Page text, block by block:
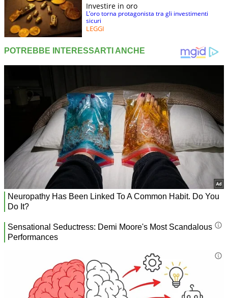
Investire in oro
L’oro torna protagonista tra gli investimenti
sicuri
LEGGI